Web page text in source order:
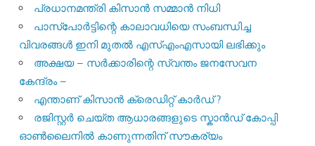
പ്രധാനമന്ത്രി കിസാന്‍ സമ്മാന്‍ നിധി
പാസ്‌പോര്‍ട്ടിന്റെ കാലാവധിയെ സംബന്ധിച്ച
വിവരങ്ങള്‍ ഇനി മുതല്‍ എസ്എംഎസായി ലഭിക്കും
അക്ഷയ – സർക്കാരിന്റെ സ്വന്തം ജനസേവന
കേന്ദ്രം –
എന്താണ് കിസാൻ ക്രെഡിറ്റ് കാർഡ് ?
രജിസ്റ്റര്‍ ചെയ്ത ആധാരങ്ങളുടെ സ്കാന്‍ഡ് കോപ്പി
ഓണ്‍ലൈനില്‍ കാണുന്നതിന് സൗകര്യം